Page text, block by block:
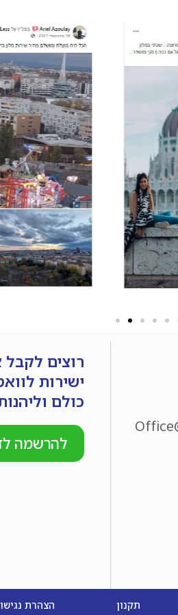
רוצים לקבל
ישירות
כולם
להרשמה
תקנון הצהרת